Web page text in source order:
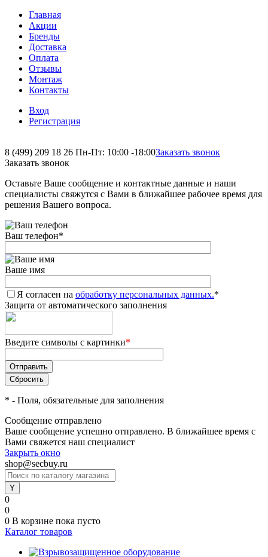
Главная
Акции
Бренды
Доставка
Оплата
Отзывы
Монтаж
Контакты
Вход
Регистрация
8 (499) 209 18 26 Пн-Пт: 10:00 -18:00Заказать звонок
Заказать звонок
Оставьте Ваше сообщение и контактные данные и наши
специалисты свяжутся с Вами в ближайшее рабочее время для
решения Вашего вопроса.
Ваш телефон*
Ваше имя
Я согласен на обработку персональных данных.*
Защита от автоматического заполнения
Введите символы с картинки*
* - Поля, обязательные для заполнения
Сообщение отправлено
Ваше сообщение успешно отправлено. В ближайшее время с
Вами свяжется наш специалист
Закрыть окно
shop@secbuy.ru
0
0
0 В корзине пока пусто
Каталог товаров